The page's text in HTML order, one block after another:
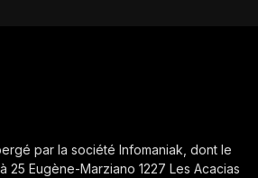
par la société Infomaniak, dont le
25 Eugène-Marziano 1227 Les Acacias